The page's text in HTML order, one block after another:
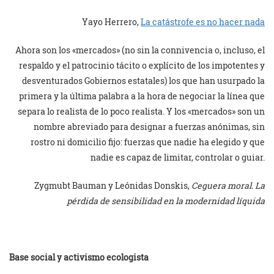
Yayo Herrero,La catástrofe es no hacer nada
Ahora son los «mercados» (no sin la connivencia o, incluso, el
respaldo y el patrocinio tácito o explícito de los impotentes y
desventurados Gobiernos estatales) los que han usurpado la
primera y la última palabra a la hora de negociar la línea que
separa lo realista de lo poco realista. Y los «mercados» son un
nombre abreviado para designar a fuerzas anónimas, sin
rostro ni domicilio fijo: fuerzas que nadie ha elegido y que
nadie es capaz de limitar, controlar o guiar.
Zygmubt Bauman y Leónidas Donskis, Ceguera moral. La
pérdida de sensibilidad en la modernidad líquida
Base social y activismo ecologista